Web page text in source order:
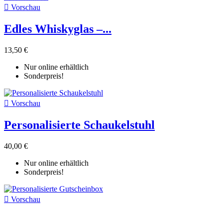
 Vorschau
Edles Whiskyglas –...
13,50 €
Nur online erhältlich
Sonderpreis!
 Vorschau
Personalisierte Schaukelstuhl
40,00 €
Nur online erhältlich
Sonderpreis!
 Vorschau